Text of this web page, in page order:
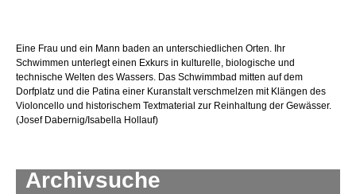
Archivsuche
Eine Frau und ein Mann baden an unterschiedlichen Orten. Ihr
Schwimmen unterlegt einen Exkurs in kulturelle, biologische und
technische Welten des Wassers. Das Schwimmbad mitten auf dem
Dorfplatz und die Patina einer Kuranstalt verschmelzen mit Klängen des
Violoncello und historischem Textmaterial zur Reinhaltung der Gewässer.
(Josef Dabernig/Isabella Hollauf)